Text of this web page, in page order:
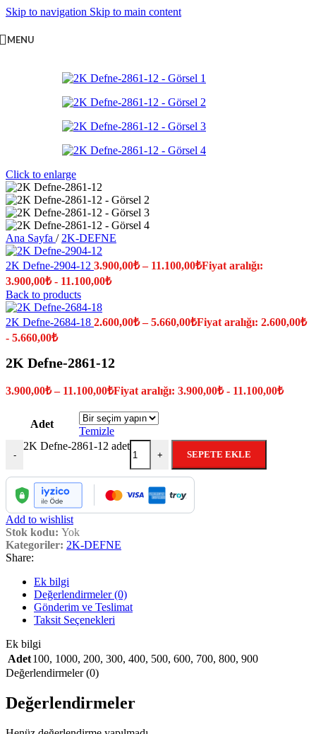
Skip to navigation Skip to main content
MENU
Click to enlarge
Ana Sayfa / 2K-DEFNE
2K Defne-2904-12 3.900,00₺ – 11.100,00₺Fiyat aralığı:
3.900,00₺ - 11.100,00₺
Back to products
2K Defne-2684-18 2.600,00₺ –5.660,00₺Fiyat aralığı: 2.600,00₺
- 5.660,00₺
2K Defne-2861-12
3.900,00₺ – 11.100,00₺Fiyat aralığı: 3.900,00₺ - 11.100,00₺
Adet
Temizle
-
2K Defne-2861-12 adet
+ SEPETE EKLE
Add to wishlist
Stok kodu: Yok
Kategoriler: 2K-DEFNE
Share:
Ek bilgi
Değerlendirmeler (0)
Gönderim ve Teslimat
Taksit Seçenekleri
Ek bilgi
Adet100, 1000, 200, 300, 400, 500, 600, 700, 800, 900
Değerlendirmeler (0)
Değerlendirmeler